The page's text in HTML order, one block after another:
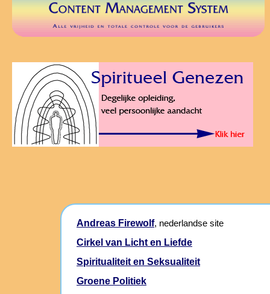
Andreas Firewolf, nederlandse site
Cirkel van Licht en Liefde
Spiritualiteit en Seksualiteit
Groene Politiek